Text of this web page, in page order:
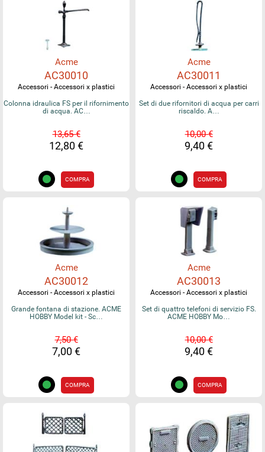
Acme
AC30010
Accessori - Accessori x plastici
Colonna idraulica FS per il rifornimento
di acqua. AC…
13,65 €
12,80 €
COMPRA
Acme
AC30011
Accessori - Accessori x plastici
Set di due rifornitori di acqua per carri
riscaldo. A…
10,00 €
9,40 €
COMPRA
Acme
AC30012
Accessori - Accessori x plastici
Grande fontana di stazione. ACME
HOBBY Model kit - Sc…
7,50 €
7,00 €
COMPRA
Acme
AC30013
Accessori - Accessori x plastici
Set di quattro telefoni di servizio FS.
ACME HOBBY Mo…
10,00 €
9,40 €
COMPRA